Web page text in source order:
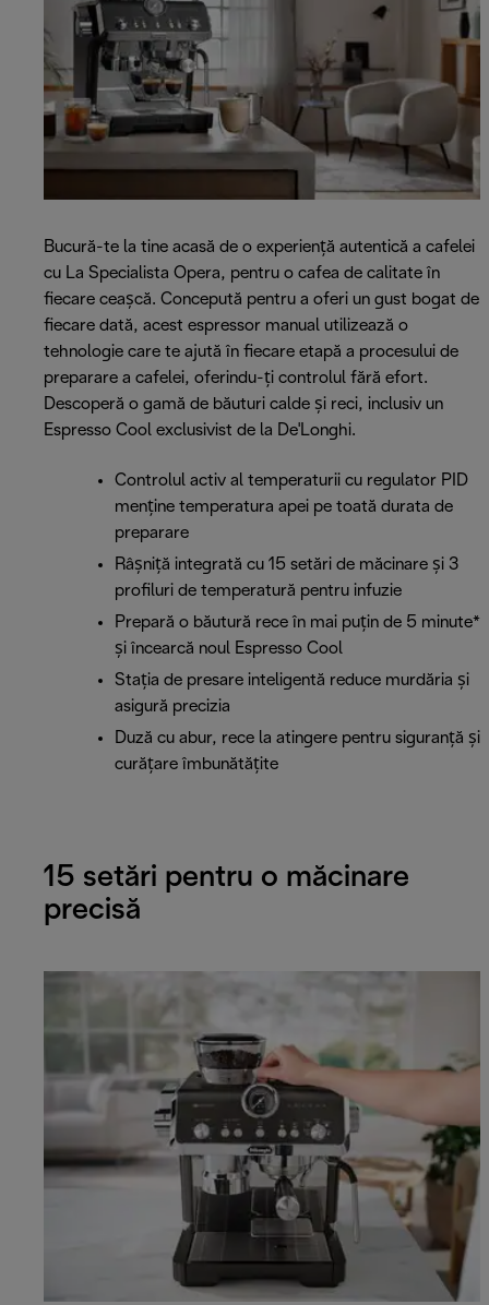
Bucură-te la tine acasă de o experiență autentică a cafelei
cu La Specialista Opera, pentru o cafea de calitate în
fiecare ceașcă. Concepută pentru a oferi un gust bogat de
fiecare dată, acest espressor manual utilizează o
tehnologie care te ajută în fiecare etapă a procesului de
preparare a cafelei, oferindu-ți controlul fără efort.
Descoperă o gamă de băuturi calde și reci, inclusiv un
Espresso Cool exclusivist de la De'Longhi.
Controlul activ al temperaturii cu regulator PID
menține temperatura apei pe toată durata de
preparare
Râșniță integrată cu 15 setări de măcinare și 3
profiluri de temperatură pentru infuzie
Prepară o băutură rece în mai puțin de 5 minute*
și încearcă noul Espresso Cool
Stația de presare inteligentă reduce murdăria și
asigură precizia
Duză cu abur, rece la atingere pentru siguranță și
curățare îmbunătățite
15 setări pentru o măcinare
precisă